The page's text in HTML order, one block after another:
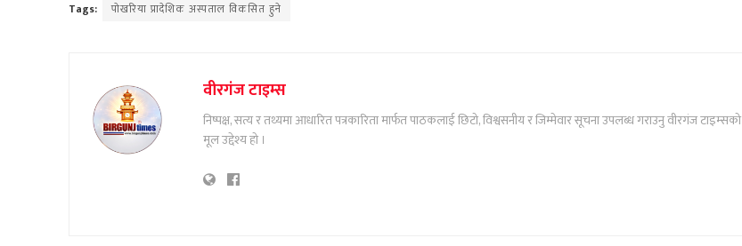
Tags: पोखरिया प्रादेशिक अस्पताल विकसित हुने
वीरगंज टाइम्स
निष्पक्ष, सत्य र तथ्यमा आधारित पत्रकारिता मार्फत पाठकलाई छिटो, विश्वसनीय र जिम्मेवार सूचना उपलब्ध गराउनु वीरगंज टाइम्सको
मूल उद्देश्य हो ।